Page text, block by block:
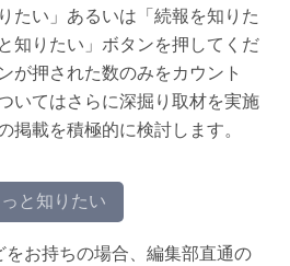
たい」あるいは「続報を知りた
知りたい」ボタンを押してくだ
が押された数のみをカウント
いてはさらに深掘り取材を実施
掲載を積極的に検討します。
っと知りたい
お持ちの場合、編集部直通の